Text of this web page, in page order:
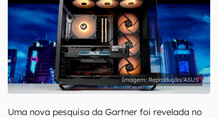
Reprodução/ASUS
Uma nova pesquisa da Gartner foi revelada no